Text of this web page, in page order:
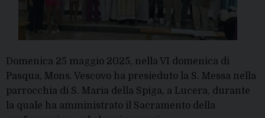
Domenica 25 maggio 2025, nella VI domenica di
Pasqua, Mons. Vescovo ha presieduto la S. Messa nella
parrocchia di S. Maria della Spiga, a Lucera, durante
la quale ha amministrato il Sacramento della